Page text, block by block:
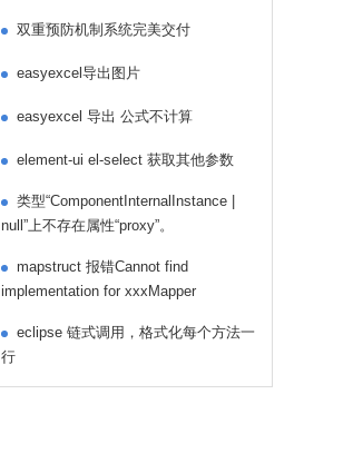
双重预防机制系统完美交付
easyexcel导出图片
easyexcel 导出 公式不计算
element-ui el-select 获取其他参数
类型“ComponentInternalInstance |
null”上不存在属性“proxy”。
mapstruct 报错Cannot find
implementation for xxxMapper
eclipse 链式调用，格式化每个方法一
行